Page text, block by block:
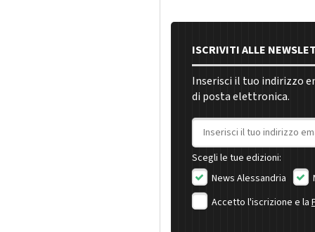
ISCRIVITI ALLE
Inserisci il tuo indirizzo
di posta elettronica.
Indirizzo email
Scegli le tue edizioni:
News Alessandria
Accetto l'iscrizione e la